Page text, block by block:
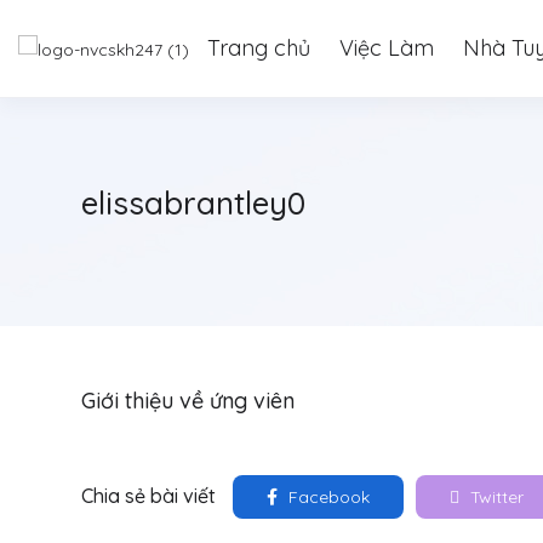
Trang chủ Việc Làm Nhà
elissabrantley0
Giới thiệu về ứng viên
Chia sẻ bài viết Facebook Twitter